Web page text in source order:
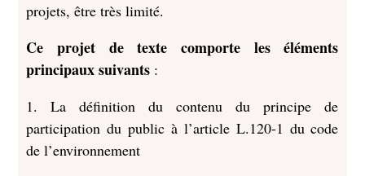
projets, être très limité.
Ce projet de texte comporte les éléments
principaux suivants :
1. La définition du contenu du principe de
participation du public à l’article L.120-1 du code
de l’environnement